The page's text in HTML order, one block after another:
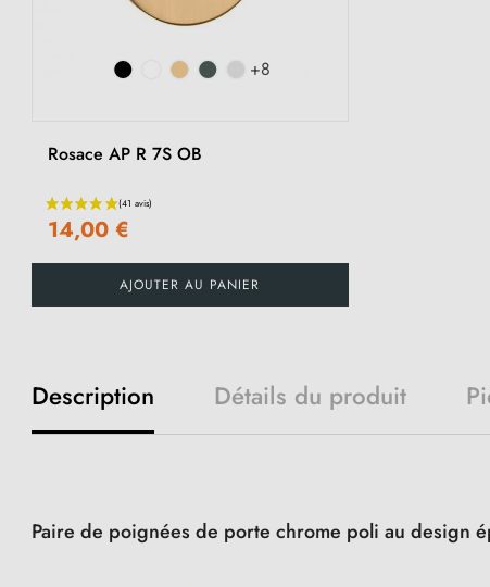
+8
Rosace AP R 7S OB
14,00 €
AJOUTER AU PANIER
Description Détails du produit
Paire de poignées de porte chrome poli au design